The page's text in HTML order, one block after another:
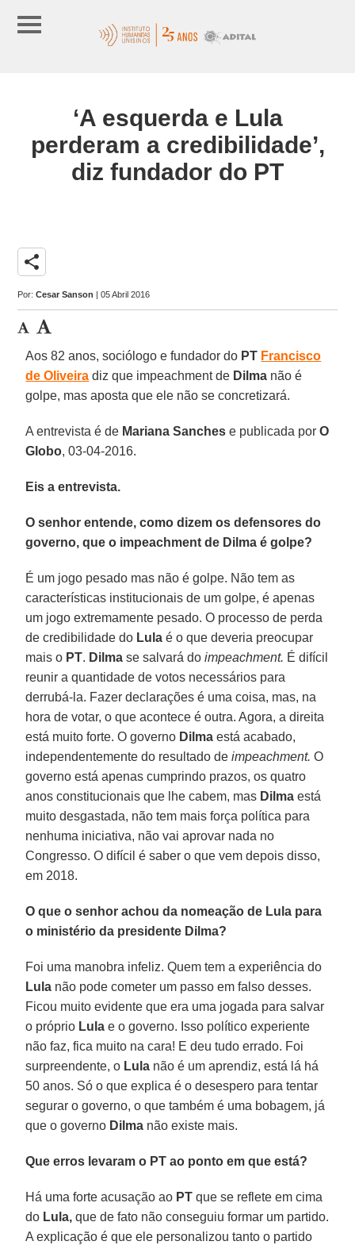
‘A esquerda e Lula
perderam a credibilidade’,
diz fundador do PT
share
Por:Cesar Sanson | 05 Abril 2016
Aos 82 anos, sociólogo e fundador do PT Francisco
de Oliveira diz que impeachment de Dilma não é
golpe, mas aposta que ele não se concretizará.
A entrevista é de Mariana Sanches e publicada porO
Globo, 03-04-2016.
Eis a entrevista.
O senhor entende, como dizem os defensores do
governo, que o impeachment de Dilma é golpe?
É um jogo pesado mas não é golpe. Não tem as
características institucionais de um golpe, é apenas
um jogo extremamente pesado. O processo de perda
de credibilidade do Lula é o que deveria preocupar
mais o PT. Dilma se salvará doimpeachment. É difícil
reunir a quantidade de votos necessários para
derrubá-la. Fazer declarações é uma coisa, mas, na
hora de votar, o que acontece é outra. Agora, a direita
está muito forte. O governo Dilma está acabado,
independentemente do resultado deimpeachment. O
governo está apenas cumprindo prazos, os quatro
anos constitucionais que lhe cabem, mas Dilma está
muito desgastada, não tem mais força política para
nenhuma iniciativa, não vai aprovar nada no
Congresso. O difícil é saber o que vem depois disso,
em 2018.
O que o senhor achou da nomeação de Lula para
o ministério da presidente Dilma?
Foi uma manobra infeliz. Quem tem a experiência do
Lula não pode cometer um passo em falso desses.
Ficou muito evidente que era uma jogada para salvar
o próprio Lula e o governo. Isso político experiente
não faz, fica muito na cara! E deu tudo errado. Foi
surpreendente, o Lula não é um aprendiz, está lá há
50 anos. Só o que explica é o desespero para tentar
segurar o governo, o que também é uma bobagem, já
que o governo Dilma não existe mais.
Que erros levaram o PT ao ponto em que está?
Há uma forte acusação ao PT que se reflete em cima
do Lula, que de fato não conseguiu formar um partido.
A explicação é que ele personalizou tanto o partido